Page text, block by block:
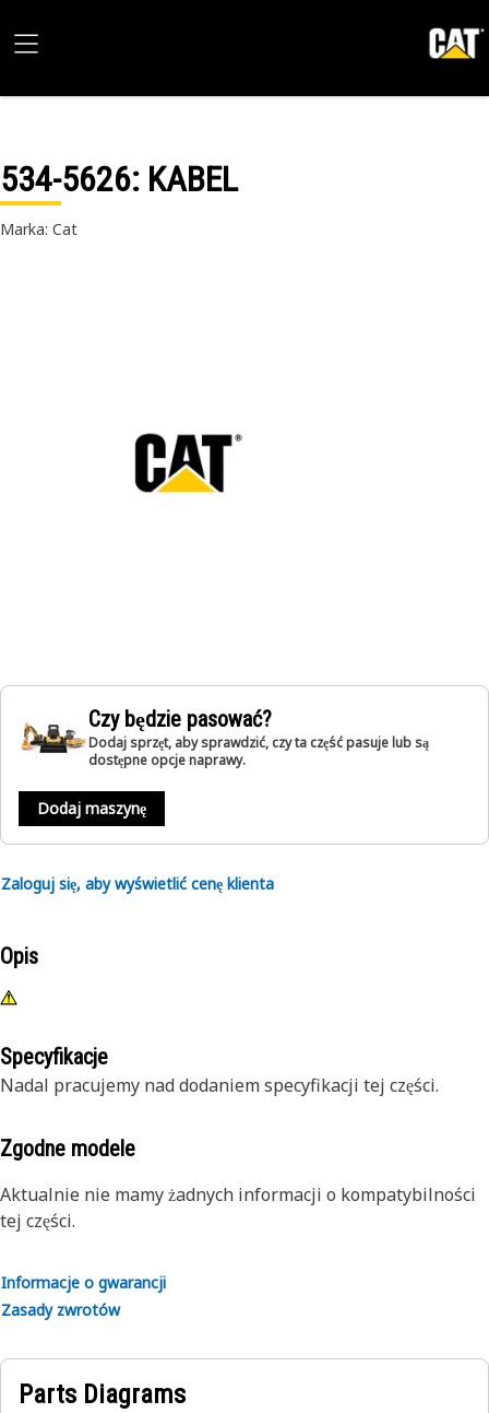
534-5626: KABEL
Marka: Cat
Czy będzie pasować?
Dodaj sprzęt, aby sprawdzić, czy ta część pasuje lub są
dostępne opcje naprawy.
Dodaj maszynę
Zaloguj się, aby wyświetlić cenę klienta
Opis
Specyfikacje
Nadal pracujemy nad dodaniem specyfikacji tej części.
Zgodne modele
Aktualnie nie mamy żadnych informacji o kompatybilności
tej części.
Informacje o gwarancji
Zasady zwrotów
Parts Diagrams